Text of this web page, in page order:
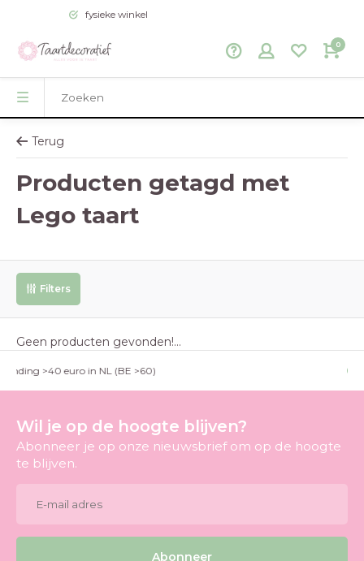
fysieke winkel
0
Terug
Producten getagd met
Lego taart
Filters
Geen producten gevonden!...
>40 euro in NL (BE >60)
Wil je op de hoogte blijven?
Abonneer je op onze nieuwsbrief om op de hoogte
te blijven.
Abonneer